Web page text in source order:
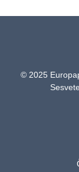
© 2025